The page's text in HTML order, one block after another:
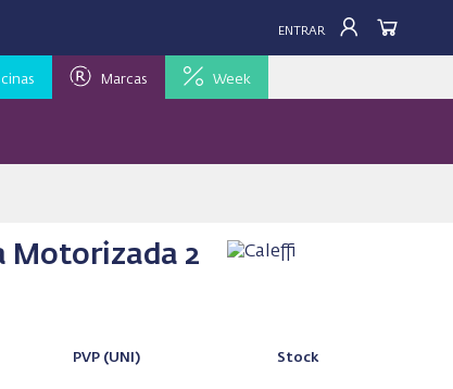
ENTRAR
Marcas Week
Motorizada 2
PVP (UNI) Stock